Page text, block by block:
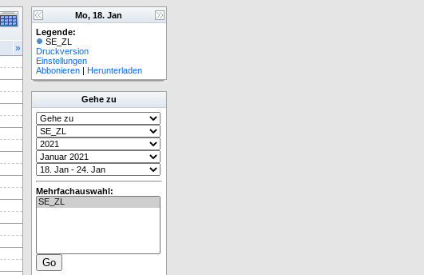
»
Mo, 18. Jan
Legende:
SE_ZL
Druckversion
Einstellungen
Abbonieren | Herunterladen
Gehe zu
Mehrfachauswahl: